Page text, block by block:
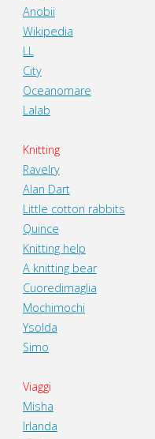
Anobii
Wikipedia
LL
City
Oceanomare
Lalab
Knitting
Ravelry
Alan Dart
Little cotton rabbits
Quince
Knitting help
A knitting bear
Cuoredimaglia
Mochimochi
Ysolda
Simo
Viaggi
Misha
Irlanda